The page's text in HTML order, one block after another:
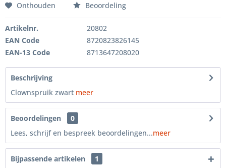
Onthouden Beoordeling
Artikelnr.
20802
EAN Code
8720823826145
EAN-13 Code
8713647208020
Beschrijving
Clownspruik zwart meer
Beoordelingen
0
Lees, schrijf en bespreek beoordelingen...meer
Bijpassende artikelen 1